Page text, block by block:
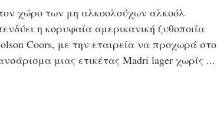
χώρο των μη αλκοολούχων αλκοόλ
η κορυφαία αμερικανική ζυθοποιία
Coors, με την εταιρεία να προχωρά στο
μιας ετικέτας Madri lager χωρίς